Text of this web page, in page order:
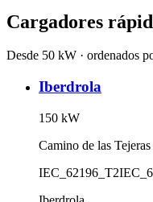
Cargadores
Desde 50 kW · ordenados
Iberdrola
150 kW
Camino de las Tejeras
IEC_62196_T2